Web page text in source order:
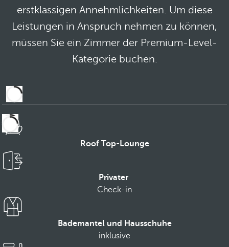
erstklassigen Annehmlichkeiten. Um diese
Leistungen in Anspruch nehmen zu können,
müssen Sie ein Zimmer der Premium-Level-
Kategorie buchen.
Roof Top-Lounge
Privater
Check-in
Bademantel und Hausschuhe
inklusive